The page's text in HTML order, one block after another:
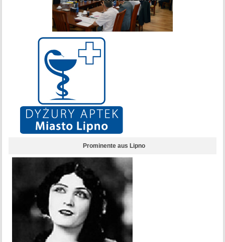
Prominente aus Lipno